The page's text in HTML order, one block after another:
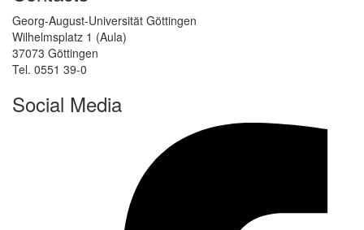
Georg-August-Universität Göttingen
Wilhelmsplatz 1 (Aula)
37073 Göttingen
Tel. 0551 39-0
Social Media